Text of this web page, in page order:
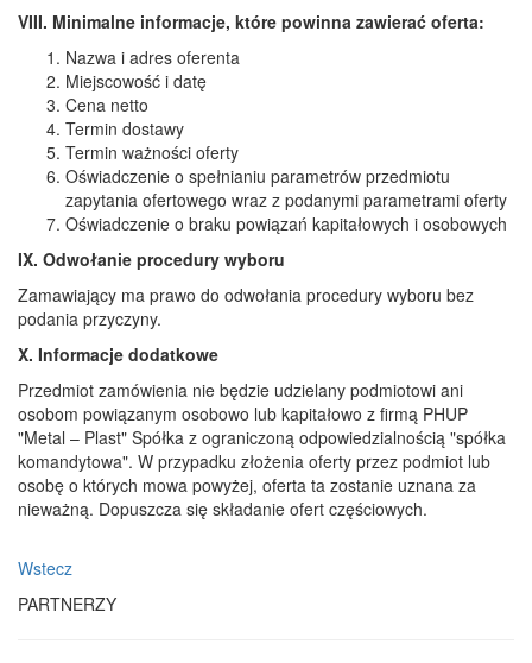
VIII. Minimalne informacje, które powinna zawierać oferta:
Nazwa i adres oferenta
Miejscowość i datę
Cena netto
Termin dostawy
Termin ważności oferty
Oświadczenie o spełnianiu parametrów przedmiotu
zapytania ofertowego wraz z podanymi parametrami oferty
Oświadczenie o braku powiązań kapitałowych i osobowych
IX. Odwołanie procedury wyboru
Zamawiający ma prawo do odwołania procedury wyboru bez
podania przyczyny.
X. Informacje dodatkowe
Przedmiot zamówienia nie będzie udzielany podmiotowi ani
osobom powiązanym osobowo lub kapitałowo z firmą PHUP
"Metal – Plast" Spółka z ograniczoną odpowiedzialnością "spółka
komandytowa". W przypadku złożenia oferty przez podmiot lub
osobę o których mowa powyżej, oferta ta zostanie uznana za
nieważną. Dopuszcza się składanie ofert częściowych.
Wstecz
PARTNERZY